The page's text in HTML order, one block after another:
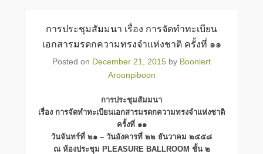
การประชุมสัมมนา เรื่อง การจัดทำทะเบียน
เอกสารมรดกความทรงจำแห่งชาติ ครั้งที่ ๑๑
Posted on December 21, 2015 by Boonlert
Aroonpiboon
การประชุมสัมมนา
เรื่อง การจัดทำทะเบียนเอกสารมรดกความทรงจำแห่งชาติ
ครั้งที่ ๑๑
วันจันทร์ที่ ๒๑ – วันอังคารที่ ๒๒ ธันวาคม ๒๕๕๘
ณ ห้องประชุม PLEASURE BALLROOM ชั้น ๒